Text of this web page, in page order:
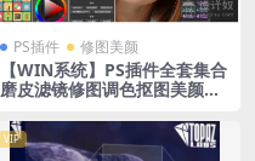
PS插件 修图美颜
【WIN系统】PS插件全套集合
磨皮滤镜修图调色抠图美颜美
VIP